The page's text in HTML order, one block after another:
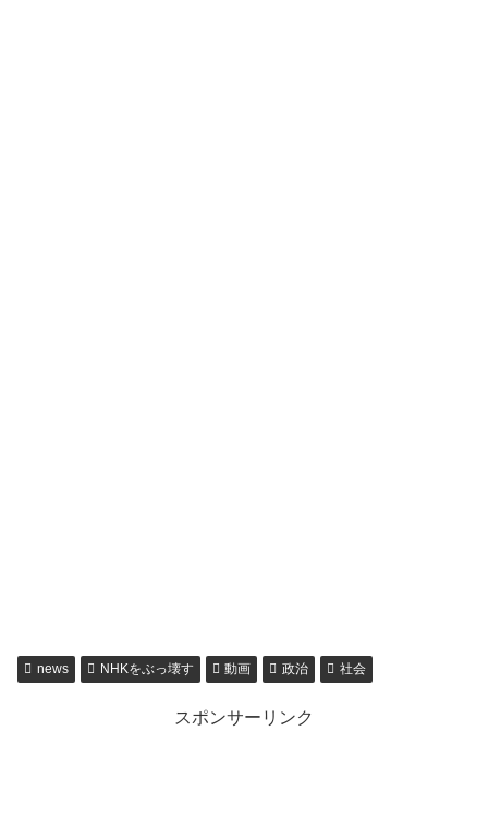
news NHKをぶっ壊す 動画 政治 社会
スポンサーリンク